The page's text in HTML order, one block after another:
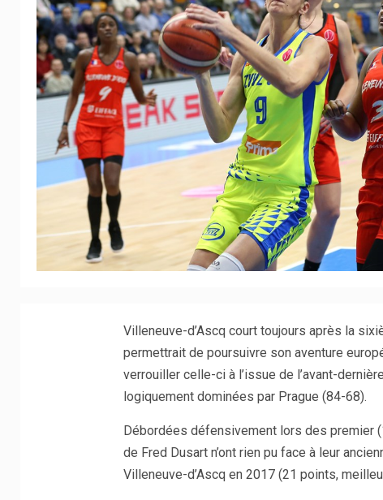
Villeneuve-d’Ascq court toujours après la
permettrait de poursuivre son aventure
verrouiller celle-ci à l’issue de l’avant-
logiquement dominées par Prague (84-68).
Débordées défensivement lors des
de Fred Dusart n’ont rien pu face à leur
Villeneuve-d’Ascq en 2017 (21 points,